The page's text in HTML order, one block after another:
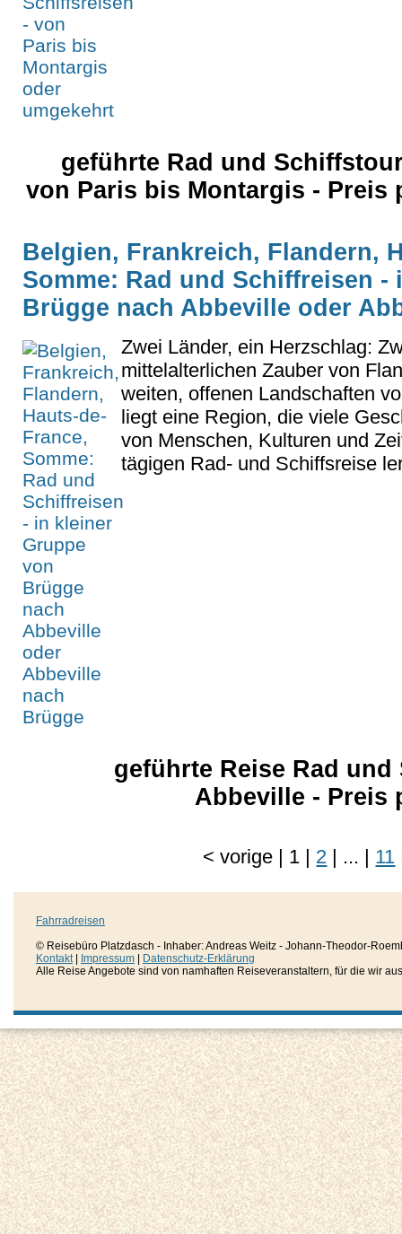
geführte Rad und
von Paris bis Montargis - Preis
Belgien, Frankreich, Flandern,
Somme: Rad und Schiffreisen
Brügge nach Abbeville oder
Zwei Länder, ein Herzschlag:
mittelalterlichen Zauber von
weiten, offenen Landschaften
liegt eine Region, die viele
von Menschen, Kulturen und
tägigen Rad- und Schiffsreise
geführte Reise Rad
Abbeville - Preis
<vorige | 1 | 2 | ... | 11
Fahrradreisen
© Reisebüro Platzdasch - Inhaber: Andreas Weitz - Johann-Theodor-
Kontakt| Impressum
Datenschutz-Erklärung
Alle Reise Angebote sind von namhaften Reiseveranstaltern, für die wir